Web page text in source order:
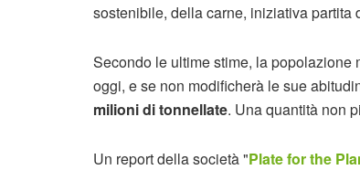
sostenibile, della carne, iniziativa partita
Secondo le ultime stime, la popolazione
oggi, e se non modificherà le sue
milioni di tonnellate. Una quantità non
Un report della società "Plate for the